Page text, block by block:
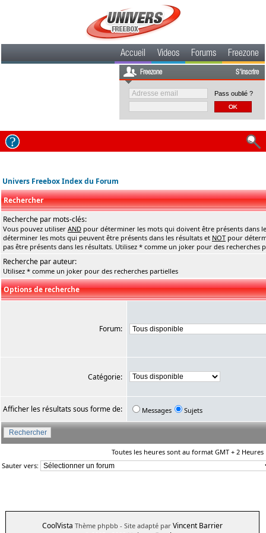
Accueil Videos Forums Freezone
Freezone S'inscrire
Pass oublié ?
Univers Freebox Index du Forum
Rechercher
Recherche par mots-clés:
Vous pouvez utiliser AND pour déterminer les mots qui doivent être présents dans
déterminer les mots qui peuvent être présents dans les résultats et NOT pour
pas être présents dans les résultats. Utilisez * comme un joker pour des recherches
Recherche par auteur:
Utilisez * comme un joker pour des recherches partielles
Options de recherche
Forum:
Catégorie:
Afficher les résultats sous forme de: Messages Sujets
Toutes les heures sont au format GMT + 2 Heures
Sauter vers:
CoolVista Thème phpbb - Site adapté par Vincent Barrier